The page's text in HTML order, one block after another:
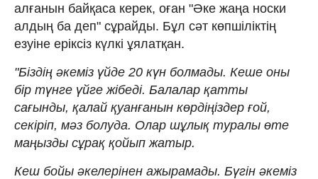
алғанын байқаса керек, оған "Әке жаңа носки
алдың ба деп" сұрайды. Бұл сәт көпшіліктің
езуіне еріксіз күлкі ұялатқан.
"Біздің әкеміз үйде 20 күн болмады. Кеше оны
бір түнге үйге жібеді. Балалар қатты
сағынды, қалай қуанғанын көрдіңіздер ғой,
секіріп, мәз болуда. Олар шұлық туралы өте
маңызды сұрақ қойып жатыр.
Кеш бойы әкелерінен ажырамады. Бүгін әкеміз